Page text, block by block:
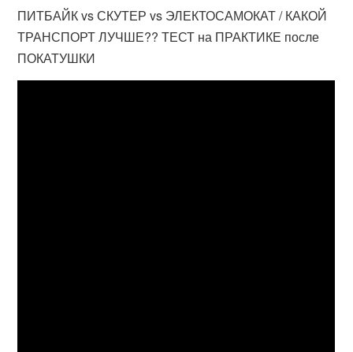
ПИТБАЙК vs СКУТЕР vs ЭЛЕКТОСАМОКАТ / КАКОЙ
ТРАНСПОРТ ЛУЧШЕ?? ТЕСТ на ПРАКТИКЕ после
ПОКАТУШКИ